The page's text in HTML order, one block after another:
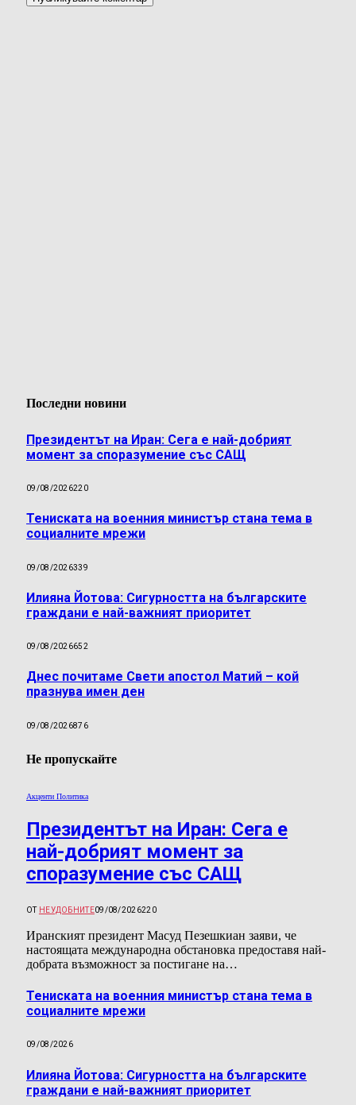
Последни новини
Президентът на Иран: Сега е най-добрият
момент за споразумение със САЩ
09/08/2026220
Тениската на военния министър стана тема в
социалните мрежи
09/08/2026339
Илияна Йотова: Сигурността на българските
граждани е най-важният приоритет
09/08/2026652
Днес почитаме Свети апостол Матий – кой
празнува имен ден
09/08/2026876
Не пропускайте
Акценти Политика
Президентът на Иран: Сега е
най-добрият момент за
споразумение със САЩ
ОТ НЕУДОБНИТЕ09/08/2026220
Иранският президент Масуд Пезешкиан заяви, че
настоящата международна обстановка предоставя най-
добрата възможност за постигане на…
Тениската на военния министър стана тема в
социалните мрежи
09/08/2026
Илияна Йотова: Сигурността на българските
граждани е най-важният приоритет